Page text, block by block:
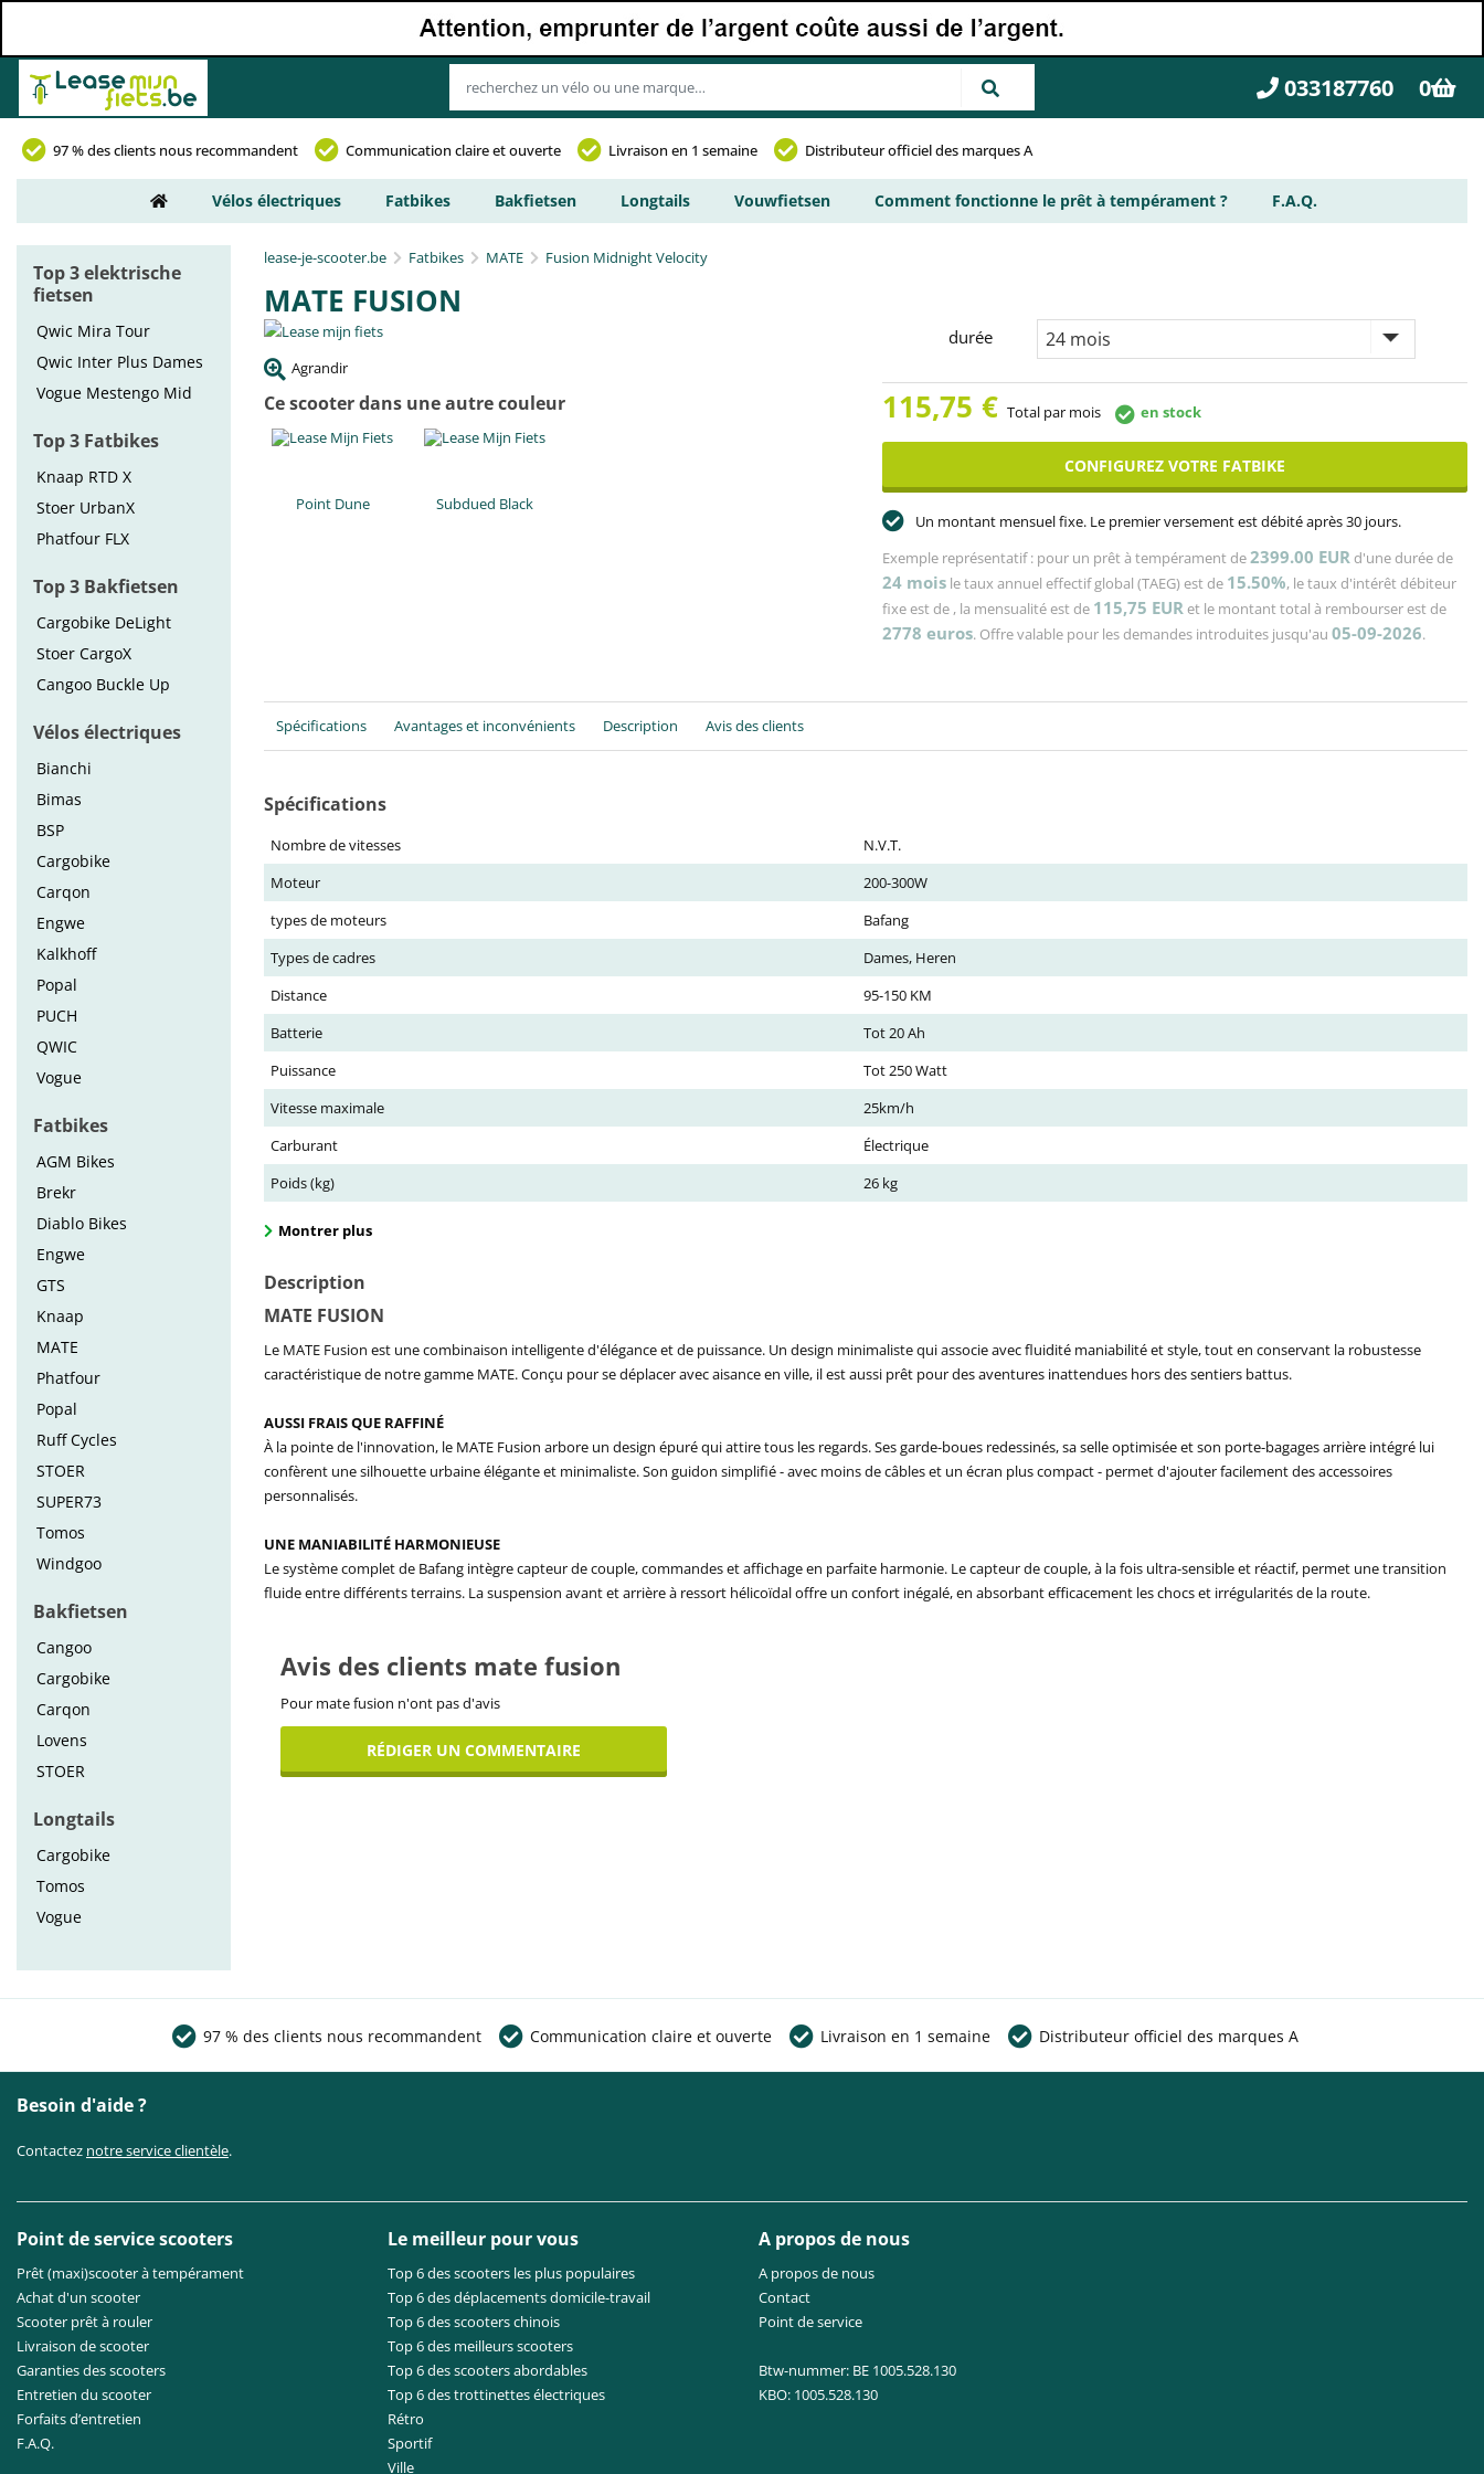
033187760 0
97 % des clients nous recommandent Communication claire et ouverte Livraison en 1 semaine Distributeur officiel des marques A
Vélos électriques Fatbikes Bakfietsen Longtails Vouwfietsen Comment fonctionne le prêt à tempérament ? F.A.Q.
Top 3 elektrische
fietsen
Qwic Mira Tour
Qwic Inter Plus Dames
Vogue Mestengo Mid
Top 3 Fatbikes
Knaap RTD X
Stoer UrbanX
Phatfour FLX
Top 3 Bakfietsen
Cargobike DeLight
Stoer CargoX
Cangoo Buckle Up
Vélos électriques
Bianchi
Bimas
BSP
Cargobike
Carqon
Engwe
Kalkhoff
Popal
PUCH
QWIC
Vogue
Fatbikes
AGM Bikes
Brekr
Diablo Bikes
Engwe
GTS
Knaap
MATE
Phatfour
Popal
Ruff Cycles
STOER
SUPER73
Tomos
Windgoo
Bakfietsen
Cangoo
Cargobike
Carqon
Lovens
STOER
Longtails
Cargobike
Tomos
Vogue
lease-je-scooter.be Fatbikes MATE Fusion Midnight Velocity
MATE FUSION
Agrandir
Ce scooter dans une autre couleur
Point Dune Subdued Black
durée
115,75 € Total par mois en stock
CONFIGUREZ VOTRE FATBIKE
Un montant mensuel fixe. Le premier versement est débité après 30 jours.
Exemple représentatif : pour un prêt à tempérament de2399.00 EURd'une durée de
24 mois le taux annuel effectif global (TAEG) est de 15.50%, le taux d'intérêt débiteur
fixe est de , la mensualité est de 115,75 EURet le montant total à rembourser est de
2778 euros. Offre valable pour les demandes introduites jusqu'au 05-09-2026.
Spécifications Avantages et inconvénients Description Avis des clients
Spécifications
Nombre de vitesses
N.V.T.
Moteur
200-300W
types de moteurs
Bafang
Types de cadres
Dames, Heren
Distance
95-150 KM
Batterie
Tot 20 Ah
Puissance
Tot 250 Watt
Vitesse maximale
25km/h
Carburant
Électrique
Poids (kg)
26 kg
Montrer plus
Description
MATE FUSION
Le MATE Fusion est une combinaison intelligente d'élégance et de puissance. Un design minimaliste qui associe avec fluidité maniabilité et style, tout en conservant la robustesse
caractéristique de notre gamme MATE. Conçu pour se déplacer avec aisance en ville, il est aussi prêt pour des aventures inattendues hors des sentiers battus.
AUSSI FRAIS QUE RAFFINÉ
À la pointe de l'innovation, le MATE Fusion arbore un design épuré qui attire tous les regards. Ses garde-boues redessinés, sa selle optimisée et son porte-bagages arrière intégré lui
confèrent une silhouette urbaine élégante et minimaliste. Son guidon simplifié - avec moins de câbles et un écran plus compact - permet d'ajouter facilement des accessoires
personnalisés.
UNE MANIABILITÉ HARMONIEUSE
Le système complet de Bafang intègre capteur de couple, commandes et affichage en parfaite harmonie. Le capteur de couple, à la fois ultra-sensible et réactif, permet une transition
fluide entre différents terrains. La suspension avant et arrière à ressort hélicoïdal offre un confort inégalé, en absorbant efficacement les chocs et irrégularités de la route.
Avis des clients mate fusion
Pour mate fusion n'ont pas d'avis
RÉDIGER UN COMMENTAIRE
97 % des clients nous recommandent Communication claire et ouverte Livraison en 1 semaine Distributeur officiel des marques A
Besoin d'aide ?
Contactez notre service clientèle.
Point de service scooters
Prêt (maxi)scooter à tempérament
Achat d'un scooter
Scooter prêt à rouler
Livraison de scooter
Garanties des scooters
Entretien du scooter
Forfaits d’entretien
F.A.Q.
Le meilleur pour vous
Top 6 des scooters les plus populaires
Top 6 des déplacements domicile-travail
Top 6 des scooters chinois
Top 6 des meilleurs scooters
Top 6 des scooters abordables
Top 6 des trottinettes électriques
Rétro
Sportif
Ville
A propos de nous
A propos de nous
Contact
Point de service
Btw-nummer: BE 1005.528.130
KBO: 1005.528.130